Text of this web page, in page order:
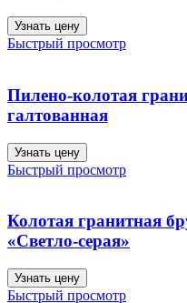
Узнать цену
Быстрый просмотр
Пилено-колотая
галтованная
Узнать цену
Быстрый просмотр
Колотая гранитная
«Светло-серая»
Узнать цену
Быстрый просмотр